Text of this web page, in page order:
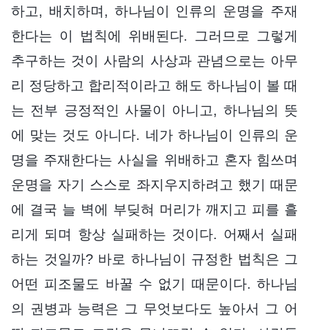
하고, 배치하며, 하나님이 인류의 운명을 주재
한다는 이 법칙에 위배된다. 그러므로 그렇게
추구하는 것이 사람의 사상과 관념으로는 아무
리 정당하고 합리적이라고 해도 하나님이 볼 때
는 전부 긍정적인 사물이 아니고, 하나님의 뜻
에 맞는 것도 아니다. 네가 하나님이 인류의 운
명을 주재한다는 사실을 위배하고 혼자 힘쓰며
운명을 자기 스스로 좌지우지하려고 했기 때문
에 결국 늘 벽에 부딪혀 머리가 깨지고 피를 흘
리게 되며 항상 실패하는 것이다. 어째서 실패
하는 것일까? 바로 하나님이 규정한 법칙은 그
어떤 피조물도 바꿀 수 없기 때문이다. 하나님
의 권병과 능력은 그 무엇보다도 높아서 그 어